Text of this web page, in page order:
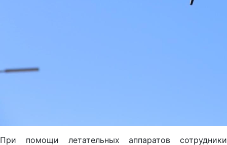
При помощи летательных аппаратов сотрудники